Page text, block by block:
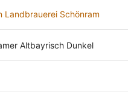
Landbrauerei Schönram
Altbayrisch Dunkel